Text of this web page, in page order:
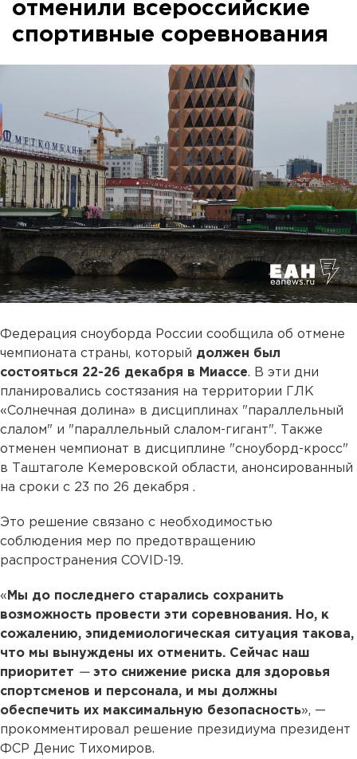
отменили всероссийские
спортивные соревнования
Федерация сноуборда России сообщила об отмене
чемпионата страны, который должен был
состояться 22-26 декабря в Миассе. В эти дни
планировались состязания на территории ГЛК
«Солнечная долина» в дисциплинах "параллельный
слалом" и "параллельный слалом-гигант". Также
отменен чемпионат в дисциплине "сноуборд-кросс"
в Таштаголе Кемеровской области, анонсированный
на сроки с 23 по 26 декабря .
Это решение связано с необходимостью
соблюдения мер по предотвращению
распространения COVID-19.
« Мы до последнего старались сохранить
возможность провести эти соревнования. Но, к
сожалению, эпидемиологическая ситуация такова,
что мы вынуждены их отменить. Сейчас наш
приоритет —это снижение риска для здоровья
спортсменов и персонала, и мы должны
обеспечить их максимальную безопасность», —
прокомментировал решение президиума президент
ФСР Денис Тихомиров.